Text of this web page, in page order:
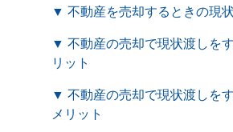
▼ 不動産を売却するときの現
▼ 不動産の売却で現状渡しを
リット
▼ 不動産の売却で現状渡しを
メリット